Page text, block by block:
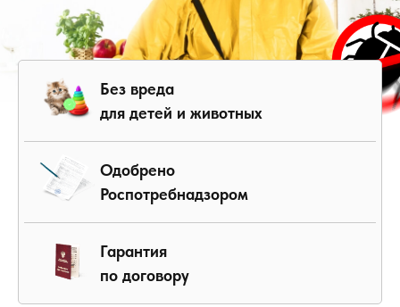
Без вреда
для детей и животных
Одобрено
Роспотребнадзором
Гарантия
по договору